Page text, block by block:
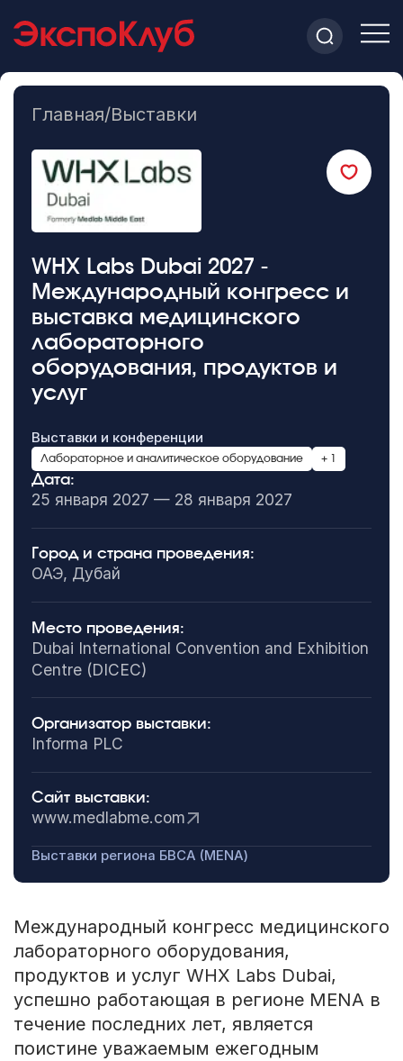
Главная/Выставки
WHX Labs Dubai 2027 -
Международный конгресс и
выставка медицинского
лабораторного
оборудования, продуктов и
услуг
Выставки и конференции
Лабораторное и аналитическое оборудование + 1
Дата:
25 января 2027 — 28 января 2027
Город и страна проведения:
ОАЭ, Дубай
Место проведения:
Dubai International Convention and Exhibition
Centre (DICEC)
Организатор выставки:
Informa PLC
Сайт выставки:
www.medlabme.com
Выставки региона БВСА (MENA)
Международный конгресс медицинского
лабораторного оборудования,
продуктов и услуг WHX Labs Dubai,
успешно работающая в регионе MENA в
течение последних лет, является
поистине уважаемым ежегодным